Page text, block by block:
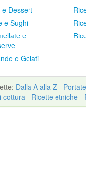
e Dessert
e Sughi
e
e Gelati
: Dalla A alla Z - Portate
cottura- Ricette etniche -